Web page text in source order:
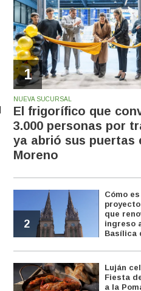
1
NUEVA SUCURSAL
El frigorífico que
3.000 personas por
ya abrió sus puertas
Moreno
2
Cómo
que
ingreso
Basílica
Luján
Fiesta
a la